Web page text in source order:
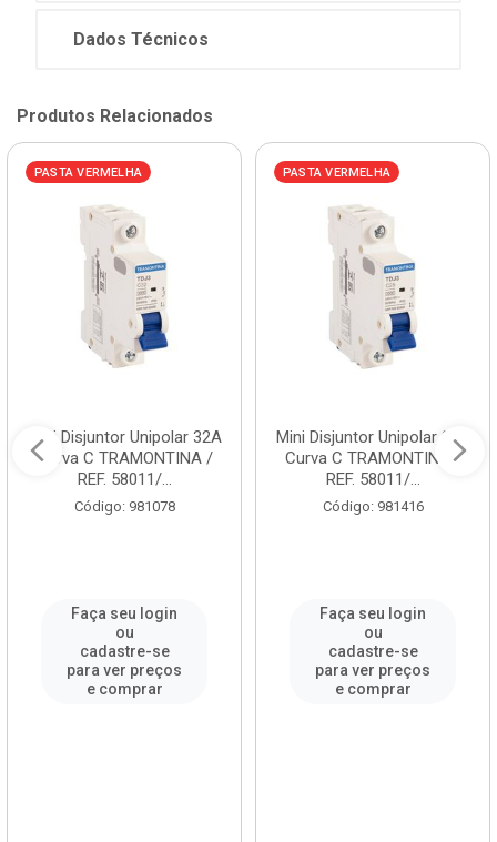
Dados Técnicos
Produtos Relacionados
PASTA VERMELHA
Mini Disjuntor Unipolar 32A
Curva C TRAMONTINA /
REF. 58011/...
Código: 981078
Faça seu login
ou
cadastre-se
para ver preços
e comprar
PASTA VERMELHA
Mini Disjuntor Unipolar 25A
Curva C TRAMONTINA /
REF. 58011/...
Código: 981416
Faça seu login
ou
cadastre-se
para ver preços
e comprar